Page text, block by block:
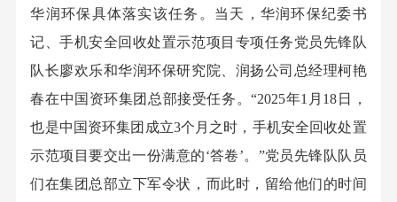
华润环保具体落实该任务。当天，华润环保纪委书
记、手机安全回收处置示范项目专项任务党员先锋队
队长廖欢乐和华润环保研究院、润扬公司总经理柯艳
春在中国资环集团总部接受任务。“2025年1月18日，
也是中国资环集团成立3个月之时，手机安全回收处置
示范项目要交出一份满意的‘答卷’。”党员先锋队队员
们在集团总部立下军令状，而此时，留给他们的时间